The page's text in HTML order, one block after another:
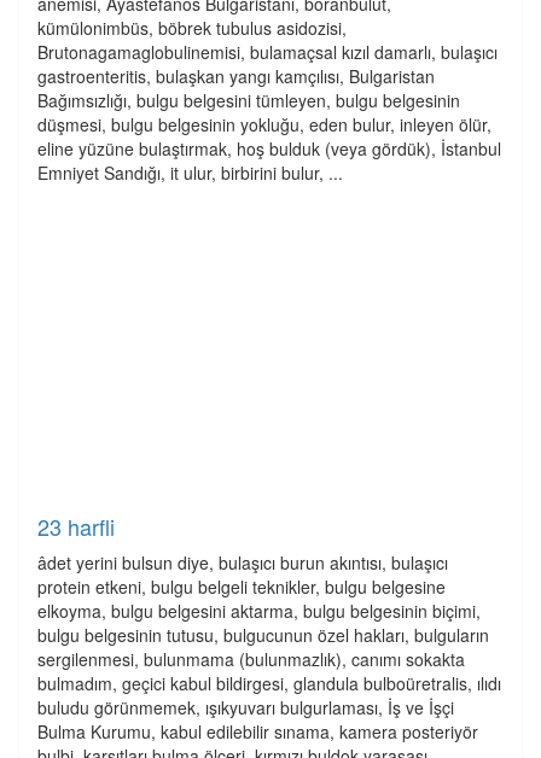
kümülonimbüs, böbrek tubulus asidozisi,
Brutonagamaglobulinemisi, bulamaçsal kızıl damarlı, bulaşıcı
gastroenteritis, bulaşkan yangı kamçılısı, Bulgaristan
Bağımsızlığı, bulgu belgesini tümleyen, bulgu belgesinin
düşmesi, bulgu belgesinin yokluğu, eden bulur, inleyen ölür,
eline yüzüne bulaştırmak, hoş bulduk (veya gördük), İstanbul
Emniyet Sandığı, it ulur, birbirini bulur, ...
23 harfli
âdet yerini bulsun diye, bulaşıcı burun akıntısı, bulaşıcı
protein etkeni, bulgu belgeli teknikler, bulgu belgesine
elkoyma, bulgu belgesini aktarma, bulgu belgesinin biçimi,
bulgu belgesinin tutusu, bulgucunun özel hakları, bulguların
sergilenmesi, bulunmama (bulunmazlık), canımı sokakta
bulmadım, geçici kabul bildirgesi, glandula bulboüretralis, ılıdı
buludu görünmemek, ışıkyuvarı bulgurlaması, İş ve İşçi
Bulma Kurumu, kabul edilebilir sınama, kamera posteriyör